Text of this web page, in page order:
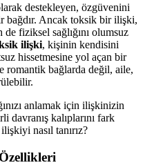
destekleyen, özgüvenini
bağdır. Ancak toksik bir ilişki,
fiziksel sağlığını olumsuz
ilişki, kişinin kendisini
hissetmesine yol açan bir
romantik bağlarda değil, aile,
anlamak için ilişkinizin
davranış kalıplarını fark
nasıl tanırız?